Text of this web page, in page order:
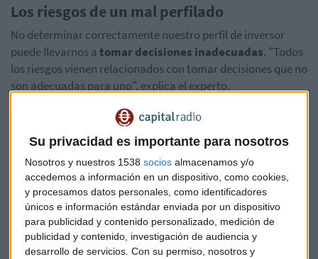
Su privacidad es importante para nosotros
Nosotros y nuestros 1538 socios almacenamos y/o
accedemos a información en un dispositivo, como cookies,
y procesamos datos personales, como identificadores
únicos e información estándar enviada por un dispositivo
para publicidad y contenido personalizado, medición de
publicidad y contenido, investigación de audiencia y
desarrollo de servicios. Con su permiso, nosotros y
Los riesgos de un mal perfilado
No determinar correctamente nuestro perfil de inversor
puede llevarnos a tomar decisiones inadecuadas. "Todos
los riesgos vienen relacionados con tomar decisiones que no
son adecuadas para uno", explica el experto.
Esto puede ocurrir porque los activos contratados sean
demasiado volátiles, porque seamos excesivamente
conservadores y no podamos batir la inflación, o porque los
productos elegidos no nos permitan alcanzar nuestros
objetivos.
Uno de los principales peligros es acabar tomando
"reacciones impulsivas porque no estás en tu perfil y no
estás preparado para asumirlo", advierte Sáenz de Buruaga.